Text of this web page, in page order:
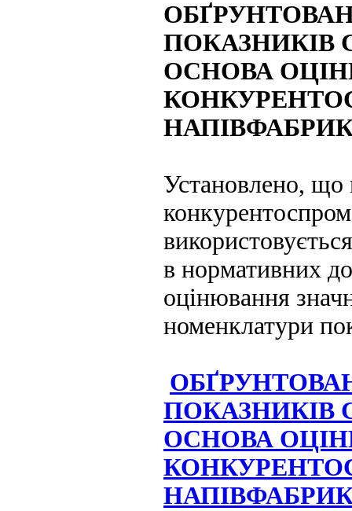
ПОКАЗНИКІВ
ОСНОВА
Установлено, що
в нормативних
оцінювання
номенклатури
ПОКАЗНИКІВ
ОСНОВА